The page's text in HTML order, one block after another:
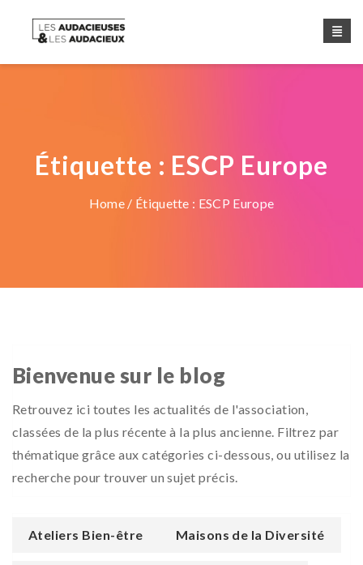
Étiquette : ESCP Europe
Home/ Étiquette : ESCP Europe
Bienvenue sur le blog
Retrouvez ici toutes les actualités de l'association,
classées de la plus récente à la plus ancienne. Filtrez par
thématique grâce aux catégories ci-dessous, ou utilisez la
recherche pour trouver un sujet précis.
Ateliers Bien-être Maisons de la Diversité